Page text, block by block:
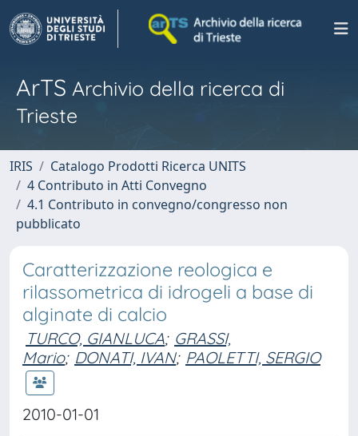
ArTS Archivio della ricerca di
Trieste
IRIS
Catalogo Prodotti Ricerca UNITS
4 Contributo in Atti Convegno
4.1 Contributo in convegno/congresso non
pubblicato
Caratterizzazione reologica e
rilassometrica di idrogeli a base di
alginate di calcio
TURCO, GIANLUCA; GRASSI,
Mario; DONATI, IVAN; PAOLETTI, SERGIO
2010-01-01